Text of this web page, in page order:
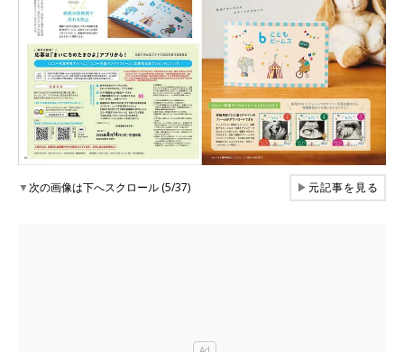
▼次の画像は下へスクロール (5/37) ▶元記事を見る